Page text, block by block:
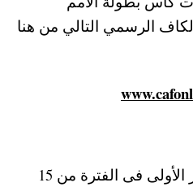
عبر موقع الكاف الرسمي التالي من هنا
بداية من مرحلة بيع التذاكر الأولى فى الفترة من 15